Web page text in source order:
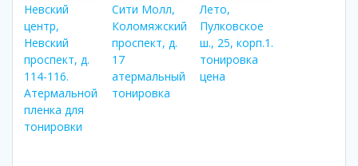
Невский
центр,
Невский
проспект, д.
114-116.
Атермальной
пленка для
тонировки
Сити Молл,
Коломяжский
проспект, д.
17
атермальный
тонировка
Лето,
Пулковское
ш., 25, корп.1.
тонировка
цена